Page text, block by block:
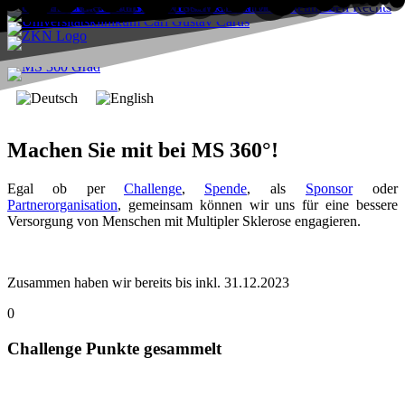
Machen Sie mit bei MS 360°!
Egal ob per Challenge, Spende, als Sponsoroder
Partnerorganisation, gemeinsam können wir uns für eine bessere
Versorgung von Menschen mit Multipler Sklerose engagieren.
Zusammen haben wir bereits bis inkl. 31.12.2023
0
Challenge Punkte gesammelt